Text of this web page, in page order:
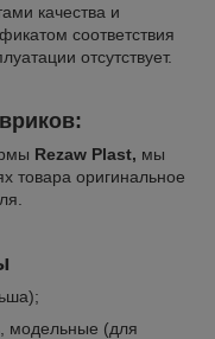
качества и
соответствия
отсутствует.
Rezaw Plast, мы
товара оригинальное
модельные (для